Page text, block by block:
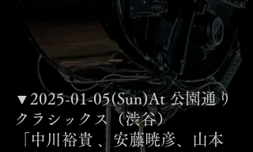
▼2025-01-05(Sun)At 公園通り
クラシックス（渋谷）
「中川裕貴 、安藤暁彦、山本